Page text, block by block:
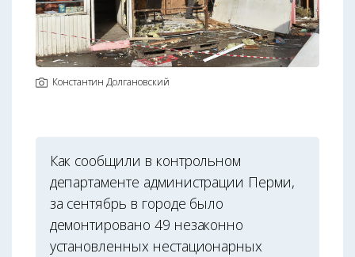
Константин Долгановский
Как сообщили в контрольном
департаменте администрации Перми,
за сентябрь в городе было
демонтировано 49 незаконно
установленных нестационарных